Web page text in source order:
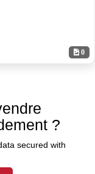
0
?
secured with